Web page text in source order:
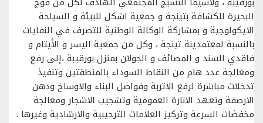
البحيرة للكشافة بتينجة و جمعية اشكل للبيئة و السياحة
الايكولوجية و بمشاركة الوكالة الوطنية للتصرف في النفايات
بالنسبة لمعتمدينة تينجة ، وكل من جمعية اليسر و الأيتام و
فاقدي السند و المصائف و الجولان بمنزل بورقيبة ،إلى رفع
ومعالجة عدد هام من النقاط السوداء بالمنطقتين وتنفيذ
تدخلات مباشرة لرفع الاتربة وفواضل البناء والاوساخ ودهن
الارصفة وتعهد الانارة العمومية وتشجيب الاشجار ومعالجة
مخفضات السرعة وتركيز العلامات الترحيبية والارشادية وغيرها .